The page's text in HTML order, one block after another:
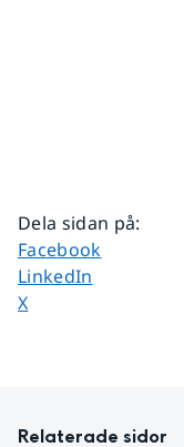
Dela sidan på:
Dela sidan på
Facebook
Dela sidan på
LinkedIn
Dela sidan på
X
Relaterade sidor